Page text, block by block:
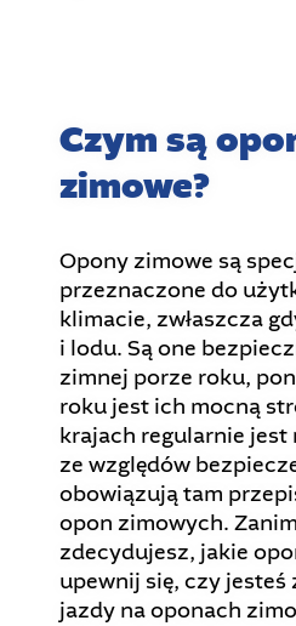
Czym są
zimowe?
Opony zimowe są
przeznaczone do
klimacie, zwłaszcza
i lodu. Są one
zimnej porze roku,
roku jest ich mocną
krajach regularnie jest
ze względów
obowiązują tam
opon zimowych.
zdecydujesz, jakie
upewnij się, czy
jazdy na oponach